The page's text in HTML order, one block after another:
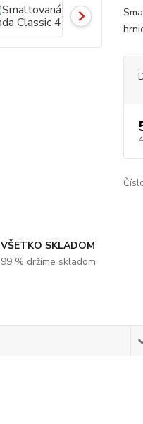
VŠETKO SKLADOM
99 % držíme skladom